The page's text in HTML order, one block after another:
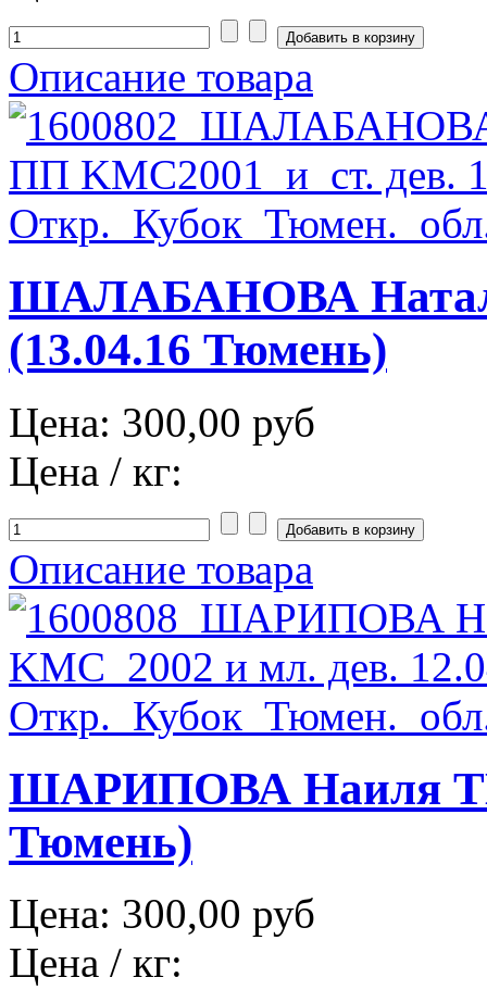
Описание товара
ШАЛАБАНОВА
(13.04.16 Тюмень)
Цена: 300,00 руб
Цена / кг:
Описание товара
ШАРИПОВА Наиля
Тюмень)
Цена: 300,00 руб
Цена / кг: